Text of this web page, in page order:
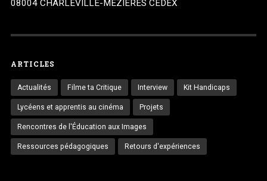
08004 CHARLEVILLE-MÉZIÈRES CEDEX
ARTICLES
Actualités Filme ta Critique Interview Kit Handicaps
Lycéens et apprentis au cinéma Projets
Rencontres de l'Éducation aux Images
Ressources pédagogiques Retours d'expériences